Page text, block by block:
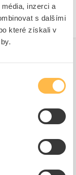
inzerci a
s dalšími
které získali v